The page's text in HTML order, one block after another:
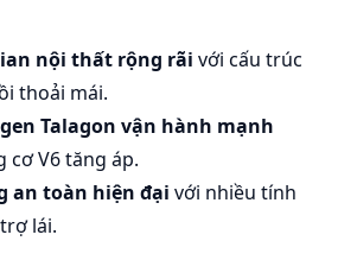
nội thất rộng rãi với cấu trúc
thoải mái.
Talagon vận hành mạnh
cơ V6 tăng áp.
an toàn hiện đại với nhiều tính
lái.